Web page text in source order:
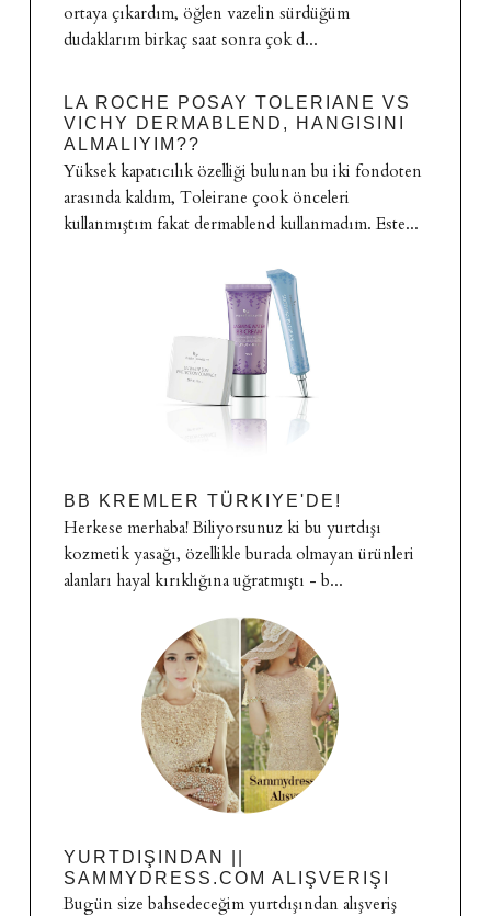
ortaya çıkardım, öğlen vazelin sürdüğüm
dudaklarım birkaç saat sonra çok d...
LA ROCHE POSAY TOLERIANE VS
VICHY DERMABLEND, HANGISINI
ALMALIYIM??
Yüksek kapatıcılık özelliği bulunan bu iki fondoten
arasında kaldım, Toleirane çook önceleri
kullanmıştım fakat dermablend kullanmadım. Este...
BB KREMLER TÜRKIYE'DE!
Herkese merhaba! Biliyorsunuz ki bu yurtdışı
kozmetik yasağı, özellikle burada olmayan ürünleri
alanları hayal kırıklığına uğratmıştı - b...
YURTDIŞINDAN ||
SAMMYDRESS.COM ALIŞVERIŞI
Bugün size bahsedeceğim yurtdışından alışveriş